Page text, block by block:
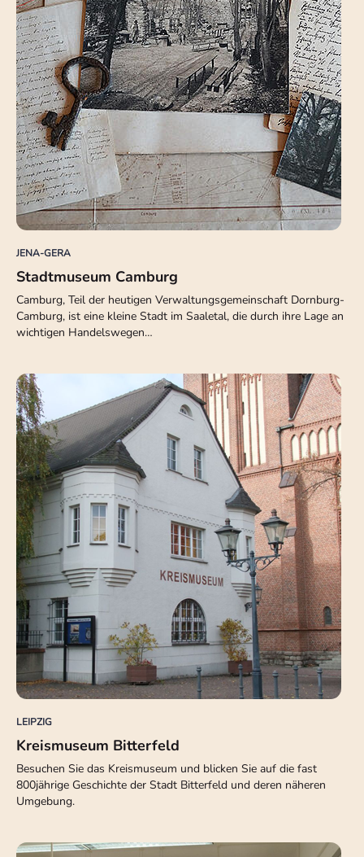
JENA-GERA
Stadtmuseum Camburg
Camburg, Teil der heutigen Verwaltungsgemeinschaft Dornburg-
Camburg, ist eine kleine Stadt im Saaletal, die durch ihre Lage an
wichtigen Handelswegen…
LEIPZIG
Kreismuseum Bitterfeld
Besuchen Sie das Kreismuseum und blicken Sie auf die fast
800jährige Geschichte der Stadt Bitterfeld und deren näheren
Umgebung.